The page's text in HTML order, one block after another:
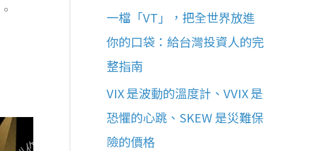
。
一檔「VT」，把全世界放進
你的口袋：給台灣投資人的完
整指南
VIX 是波動的溫度計、VVIX 是
恐懼的心跳、SKEW 是災難保
險的價格